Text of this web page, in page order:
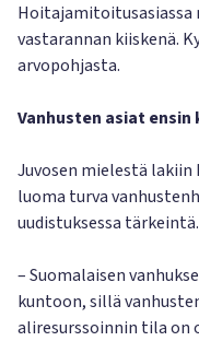
Hoitajamitoitusasiassa
vastarannan kiiskenä.
arvopohjasta.
Vanhusten asiat
Juvosen mielestä
luoma turva
uudistuksessa tärkeintä.
– Suomalaisen
kuntoon, sillä
aliresurssoinnin tila on